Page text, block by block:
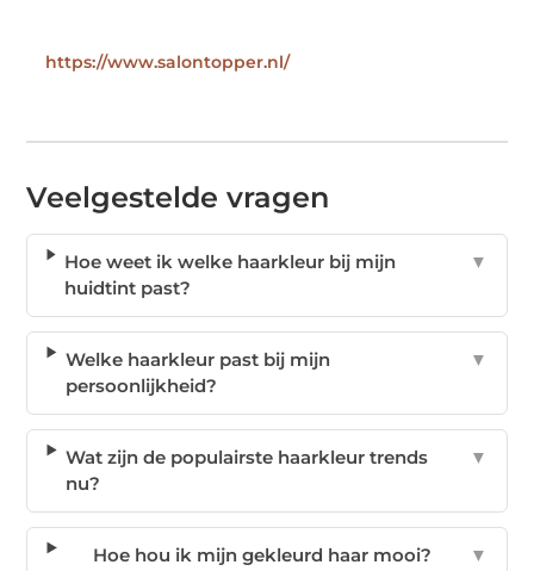
https://www.salontopper.nl/
Veelgestelde vragen
Hoe weet ik welke haarkleur bij mijn
huidtint past?
▼
Welke haarkleur past bij mijn
persoonlijkheid?
▼
Wat zijn de populairste haarkleur trends
nu?
▼
Hoe hou ik mijn gekleurd haar mooi? ▼